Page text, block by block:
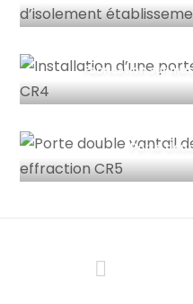
Fabrication sur
Porte